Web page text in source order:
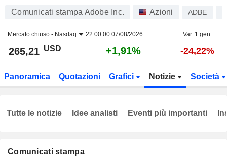
Comunicati stampa Adobe Inc. Azioni ADBE
Mercato chiuso - Nasdaq 22:00:00 07/08/2026 Var. 1 gen.
265,21 USD +1,91% -24,22%
Panoramica Quotazioni Grafici Notizie Società
Comunicati stampa
Tutte le notizie Idee analisti Eventi più importanti